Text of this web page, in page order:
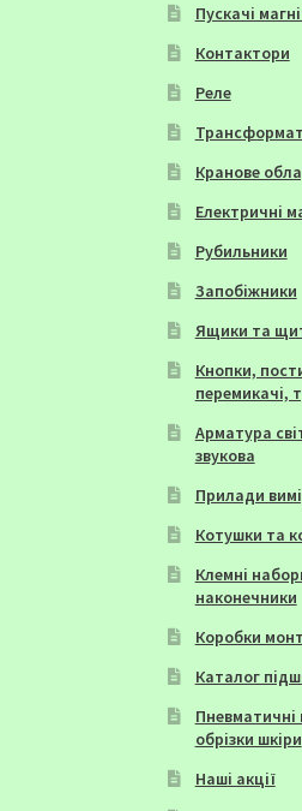
Пускачі
Контактори
Реле
Кранове
Електричні
Рубильники
Запобіжники
Ящики та
Кнопки,
перемикачі,
Арматура
звукова
Прилади
Котушки та
Клемні
наконечники
Коробки
Каталог
обрізки шкіри
Наші акції